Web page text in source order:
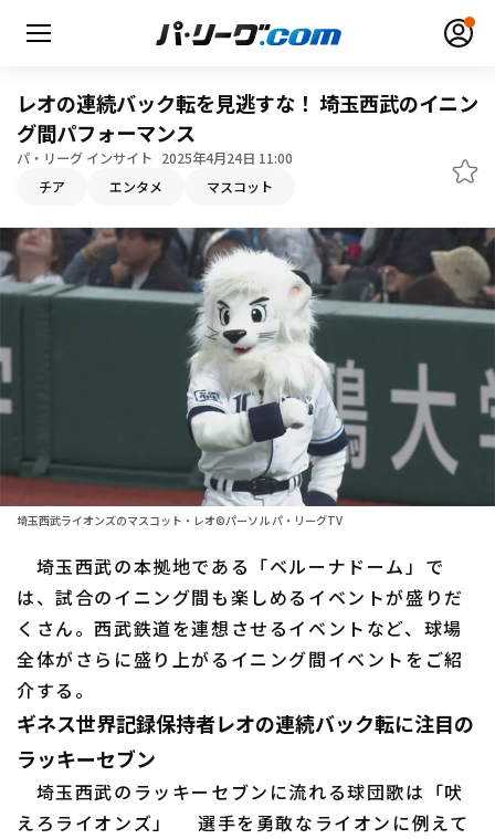
HOME
動画
1軍公式戦
ファーム東地区
ファーム西地区
交流戦
選手名鑑
選手名鑑トップ
北海道日本ハムファイターズ
東北楽天ゴールデンイーグルス
埼玉西武ライオンズ
千葉ロッテマリーンズ
オリックス・バファローズ
福岡ソフトバンクホークス
ニュース
設定
レオの連続バック転を見逃すな！ 埼玉西武のイニン
グ間パフォーマンス
パ・リーグ インサイト 2025年4月24日 11:00
チア エンタメ マスコット
埼玉西武ライオンズのマスコット・レオ©パーソル パ・リーグTV
埼玉西武の本拠地である「ベルーナドーム」で
は、試合のイニング間も楽しめるイベントが盛りだ
くさん。西武鉄道を連想させるイベントなど、球場
全体がさらに盛り上がるイニング間イベントをご紹
介する。
ギネス世界記録保持者レオの連続バック転に注目の
ラッキーセブン
埼玉西武のラッキーセブンに流れる球団歌は「吠
えろライオンズ」 選手を勇敢なライオンに例えて